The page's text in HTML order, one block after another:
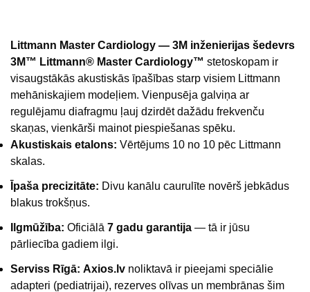
Littmann Master Cardiology — 3M inženierijas šedevrs
3M™ Littmann® Master Cardiology™ stetoskopam ir
visaugstākās akustiskās īpašības starp visiem Littmann
mehāniskajiem modeļiem. Vienpusēja galviņa ar
regulējamu diafragmu ļauj dzirdēt dažādu frekvenču
skaņas, vienkārši mainot piespiešanas spēku.
Akustiskais etalons: Vērtējums 10 no 10 pēc Littmann
skalas.
Īpaša precizitāte: Divu kanālu caurulīte novērš jebkādus
blakus trokšņus.
Ilgmūžība: Oficiālā 7 gadu garantija — tā ir jūsu
pārliecība gadiem ilgi.
Serviss Rīgā: Axios.lv noliktavā ir pieejami speciālie
adapteri (pediatrijai), rezerves olīvas un membrānas šim